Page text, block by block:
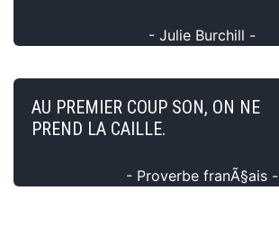
- Julie Burchill -
AU PREMIER COUP SON, ON NE
PREND LA CAILLE.
- Proverbe franÃ§ais -